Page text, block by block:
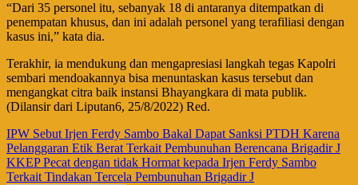
“Dari 35 personel itu, sebanyak 18 di antaranya ditempatkan di
penempatan khusus, dan ini adalah personel yang terafiliasi dengan
kasus ini,” kata dia.
Terakhir, ia mendukung dan mengapresiasi langkah tegas Kapolri
sembari mendoakannya bisa menuntaskan kasus tersebut dan
mengangkat citra baik instansi Bhayangkara di mata publik.
(Dilansir dari Liputan6, 25/8/2022) Red.
Navigasi
pos
IPW Sebut Irjen Ferdy Sambo Bakal Dapat Sanksi PTDH Karena
Pelanggaran Etik Berat Terkait Pembunuhan Berencana Brigadir J
KKEP Pecat dengan tidak Hormat kepada Irjen Ferdy Sambo
Terkait Tindakan Tercela Pembunuhan Brigadir J